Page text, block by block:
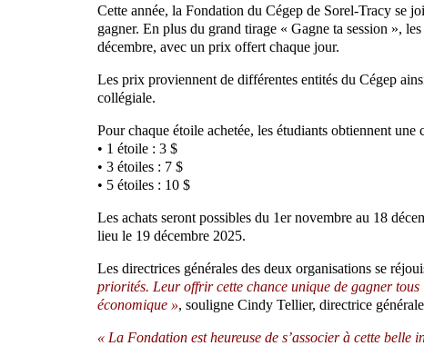
Cette année, la Fondation du Cégep de Sorel-Tracy se
gagner. En plus du grand tirage « Gagne ta session »,
décembre, avec un prix offert chaque jour.
Les prix proviennent de différentes entités du Cégep
collégiale.
Pour chaque étoile achetée, les étudiants obtiennent une
• 1 étoile : 3 $
• 3 étoiles : 7 $
• 5 étoiles : 10 $
Les achats seront possibles du 1er novembre au 18
lieu le 19 décembre 2025.
Les directrices générales des deux organisations se
priorités. Leur offrir cette chance unique de gagner
économique », souligne Cindy Tellier, directrice
« La Fondation est heureuse de s’associer à cette